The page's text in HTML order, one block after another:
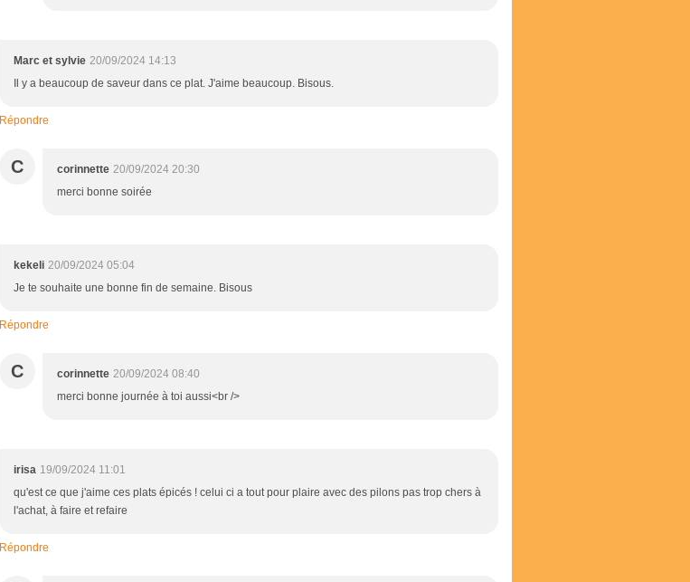
Marc et sylvie 20/09/2024 14:13
Il y a beaucoup de saveur dans ce plat. J'aime beaucoup. Bisous.
Répondre
C corinnette 20/09/2024 20:30
merci bonne soirée
kekeli 20/09/2024 05:04
Je te souhaite une bonne fin de semaine. Bisous
Répondre
C corinnette 20/09/2024 08:40
merci bonne journée à toi aussi<br />
irisa 19/09/2024 11:01
qu'est ce que j'aime ces plats épicés ! celui ci a tout pour plaire avec des pilons pas trop chers à
l'achat, à faire et refaire
Répondre